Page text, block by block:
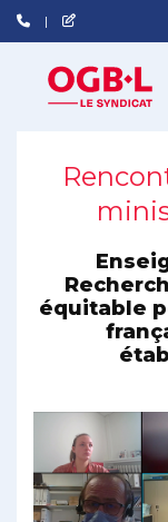
équitable